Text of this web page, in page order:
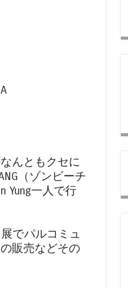
んともクセに
（ゾンビーチ
Yung一人で行
でパルコミュ
販売などその